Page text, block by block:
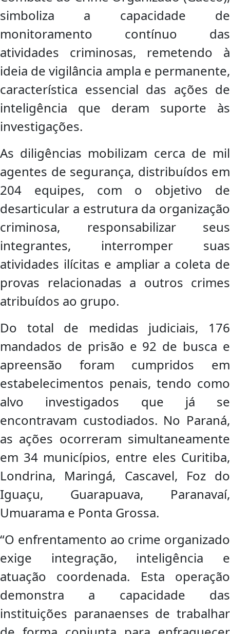
simboliza a capacidade de
monitoramento contínuo das
atividades criminosas, remetendo à
ideia de vigilância ampla e permanente,
característica essencial das ações de
inteligência que deram suporte às
investigações.
As diligências mobilizam cerca de mil
agentes de segurança, distribuídos em
204 equipes, com o objetivo de
desarticular a estrutura da organização
criminosa, responsabilizar seus
integrantes, interromper suas
atividades ilícitas e ampliar a coleta de
provas relacionadas a outros crimes
atribuídos ao grupo.
Do total de medidas judiciais, 176
mandados de prisão e 92 de busca e
apreensão foram cumpridos em
estabelecimentos penais, tendo como
alvo investigados que já se
encontravam custodiados. No Paraná,
as ações ocorreram simultaneamente
em 34 municípios, entre eles Curitiba,
Londrina, Maringá, Cascavel, Foz do
Iguaçu, Guarapuava, Paranavaí,
Umuarama e Ponta Grossa.
“O enfrentamento ao crime organizado
exige integração, inteligência e
atuação coordenada. Esta operação
demonstra a capacidade das
instituições paranaenses de trabalhar